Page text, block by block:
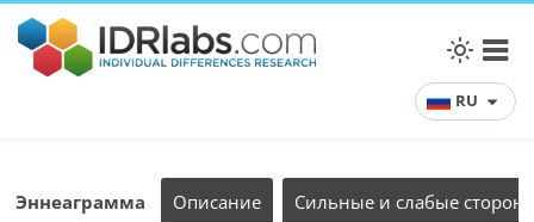
RU
Эннеаграмма Описание Сильные и слабые